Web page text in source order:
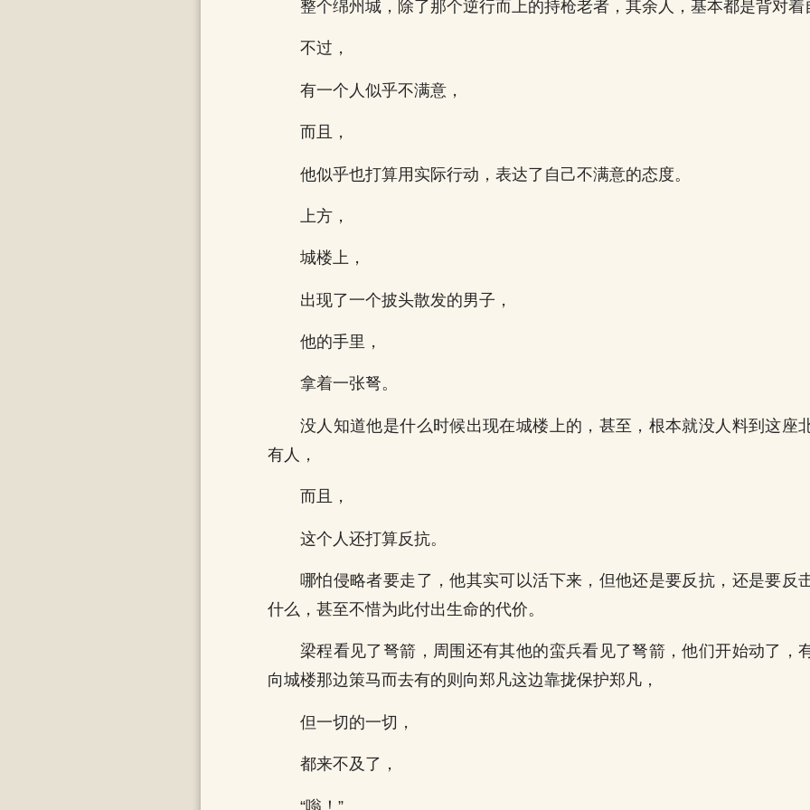
整个绵州城，除了那个逆行而上的持枪老者，其余人，基本都是背对着
不过，
有一个人似乎不满意，
而且，
他似乎也打算用实际行动，表达了自己不满意的态度。
上方，
城楼上，
出现了一个披头散发的男子，
他的手里，
拿着一张弩。
没人知道他是什么时候出现在城楼上的，甚至，根本就没人料到这座
有人，
而且，
这个人还打算反抗。
哪怕侵略者要走了，他其实可以活下来，但他还是要反抗，还是要反
什么，甚至不惜为此付出生命的代价。
梁程看见了弩箭，周围还有其他的蛮兵看见了弩箭，他们开始动了，
向城楼那边策马而去有的则向郑凡这边靠拢保护郑凡，
但一切的一切，
都来不及了，
“嗡！”